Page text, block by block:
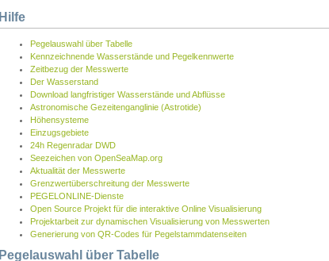
Hilfe
Pegelauswahl über Tabelle
Kennzeichnende Wasserstände und Pegelkennwerte
Zeitbezug der Messwerte
Der Wasserstand
Download langfristiger Wasserstände und Abflüsse
Astronomische Gezeitenganglinie (Astrotide)
Höhensysteme
Einzugsgebiete
24h Regenradar DWD
Seezeichen von OpenSeaMap.org
Aktualität der Messwerte
Grenzwertüberschreitung der Messwerte
PEGELONLINE-Dienste
Open Source Projekt für die interaktive Online Visualisierung
Projektarbeit zur dynamischen Visualisierung von Messwerten
Generierung von QR-Codes für Pegelstammdatenseiten
Pegelauswahl über Tabelle